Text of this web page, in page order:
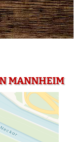
MANNHEIM